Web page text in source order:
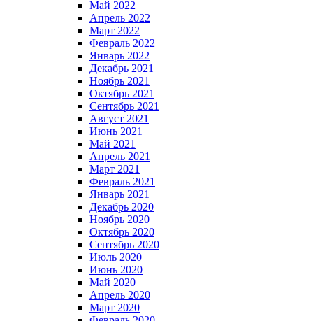
Май 2022
Апрель 2022
Март 2022
Февраль 2022
Январь 2022
Декабрь 2021
Ноябрь 2021
Октябрь 2021
Сентябрь 2021
Август 2021
Июнь 2021
Май 2021
Апрель 2021
Март 2021
Февраль 2021
Январь 2021
Декабрь 2020
Ноябрь 2020
Октябрь 2020
Сентябрь 2020
Июль 2020
Июнь 2020
Май 2020
Апрель 2020
Март 2020